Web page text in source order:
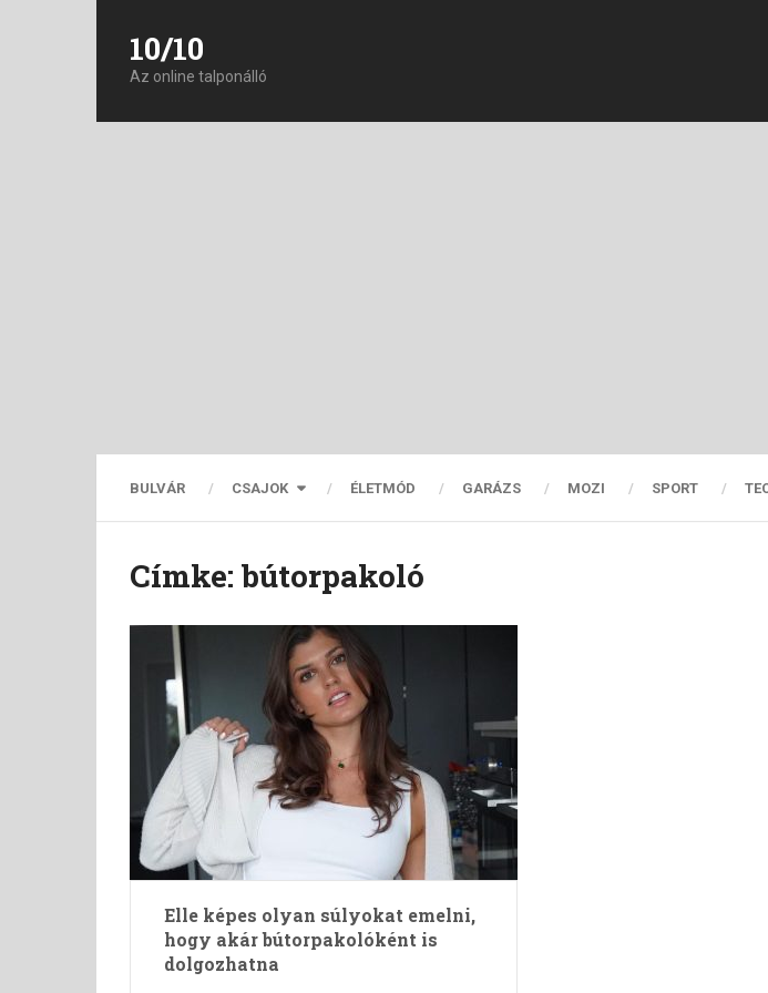
10/10
Az online talponálló
BULVÁR CSAJOK ÉLETMÓD GARÁZS MOZI SPORT
Címke: bútorpakoló
Elle képes olyan súlyokat emelni,
hogy akár bútorpakolóként is
dolgozhatna